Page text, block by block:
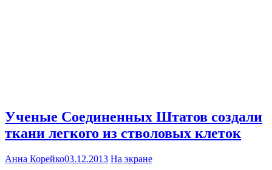
Ученые Соединенных Штатов создали
ткани легкого из стволовых клеток
Анна Корейко03.12.2013 На экране